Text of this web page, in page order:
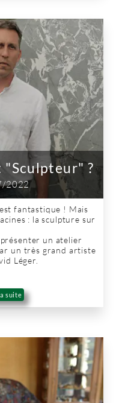
"Sculpteur" ?
2022
fantastique ! Mais
: la sculpture sur
un atelier
un très grand artiste
Léger.
suite